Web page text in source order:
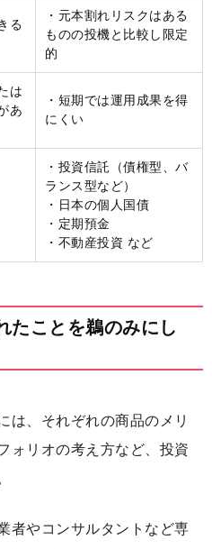
る
・元本割れリスクはある
ものの投機と比較し限定
的
は
あ
・短期では運用成果を得
にくい
・投資信託（債権型、バ
ランス型など）
・日本の個人国債
・定期預金
・不動産投資 など
たことを鵜のみにし
は、それぞれの商品のメリ
ォリオの考え方など、投資
者やコンサルタントなど専